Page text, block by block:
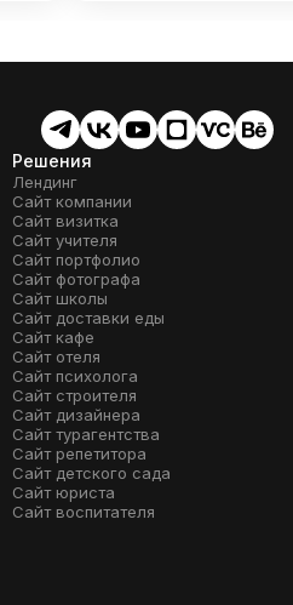
Решения
Лендинг
Сайт компании
Сайт визитка
Сайт учителя
Сайт портфолио
Сайт фотографа
Сайт школы
Сайт доставки еды
Сайт кафе
Сайт отеля
Сайт психолога
Сайт строителя
Сайт дизайнера
Сайт турагентства
Сайт репетитора
Сайт детского сада
Сайт юриста
Сайт воспитателя